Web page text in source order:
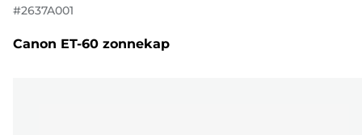
#2637A001
Canon ET-60 zonnekap